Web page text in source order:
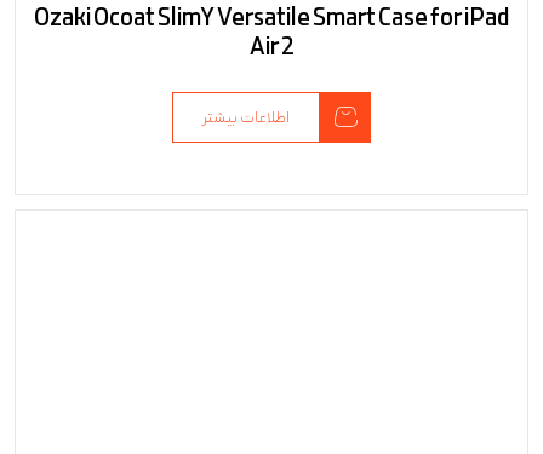
Ozaki Ocoat SlimY Versatile Smart Case for iPad
Air 2
اطلاعات بیشتر